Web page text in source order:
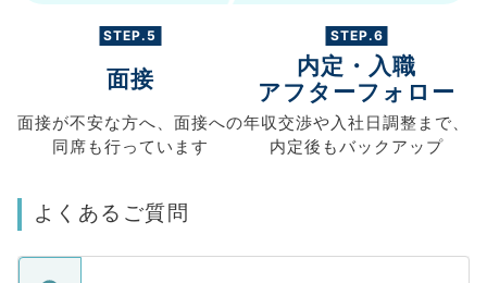
STEP.5
面接
面接が不安な方へ、 面接への
同席も行っています
STEP.6
内定・入職
アフターフォロー
年収交渉や入社日調整まで、
内定後もバックアップ
よくあるご質問